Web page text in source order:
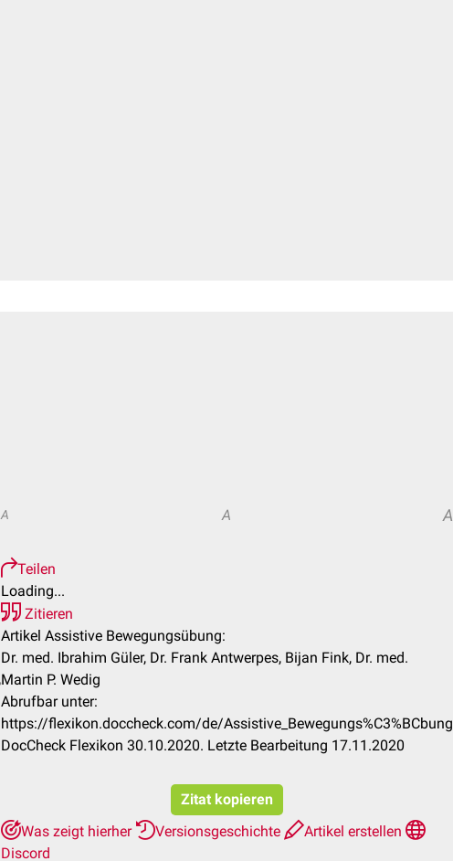
A A A
Teilen
Loading...
Zitieren
Artikel Assistive Bewegungsübung:
Dr. med. Ibrahim Güler, Dr. Frank Antwerpes, Bijan Fink, Dr. med.
Martin P. Wedig
Abrufbar unter:
https://flexikon.doccheck.com/de/Assistive_Bewegungs%C3%BCbung
DocCheck Flexikon 30.10.2020. Letzte Bearbeitung 17.11.2020
Zitat kopieren
Was zeigt hierher
Versionsgeschichte
Artikel erstellen
Discord